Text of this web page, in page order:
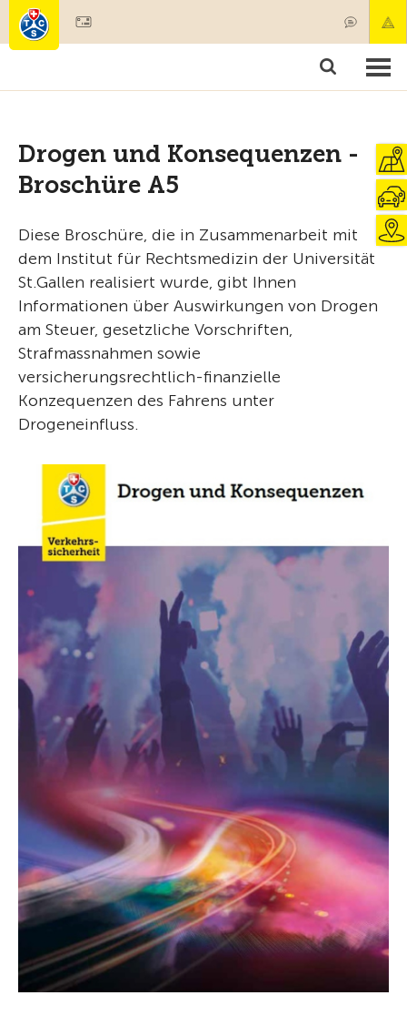
Mitgliedschaft & Leistungen
Drogen und Konsequenzen -
Broschüre A5
Diese Broschüre, die in Zusammenarbeit mit
dem Institut für Rechtsmedizin der Universität
St.Gallen realisiert wurde, gibt Ihnen
Informationen über Auswirkungen von Drogen
am Steuer, gesetzliche Vorschriften,
Strafmassnahmen sowie
versicherungsrechtlich-finanzielle
Konzequenzen des Fahrens unter
Drogeneinfluss.